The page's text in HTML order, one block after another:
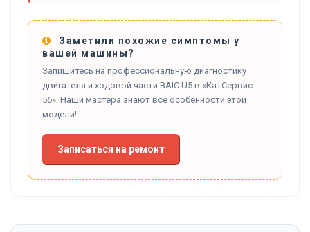
Заметили похожие симптомы у
вашей машины?
Запишитесь на профессиональную диагностику
двигателя и ходовой части BAIC U5 в «КатСервис
56». Наши мастера знают все особенности этой
модели!
Записаться на ремонт